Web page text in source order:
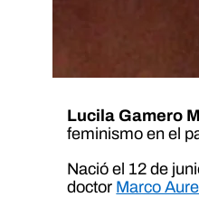
Lucila Gamero
feminismo en el
Nació el 12 de
doctor Marco